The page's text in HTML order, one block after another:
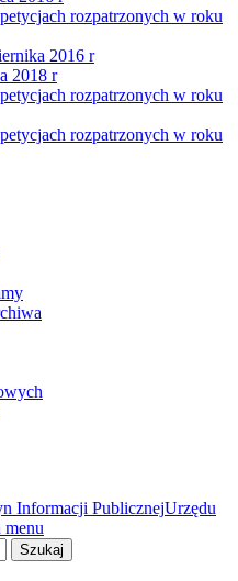
rozpatrzonych w roku
2016 r
2018 r
rozpatrzonych w roku
rozpatrzonych w roku
Informacji PublicznejUrzędu
menu